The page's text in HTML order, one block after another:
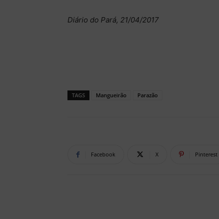
Diário do Pará, 21/04/2017
TAGS Mangueirão Parazão
Facebook X Pinterest